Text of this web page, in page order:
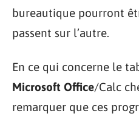
bureautique pourront
passent sur l’autre.
En ce qui concerne le
Microsoft Office/Calc
remarquer que ces